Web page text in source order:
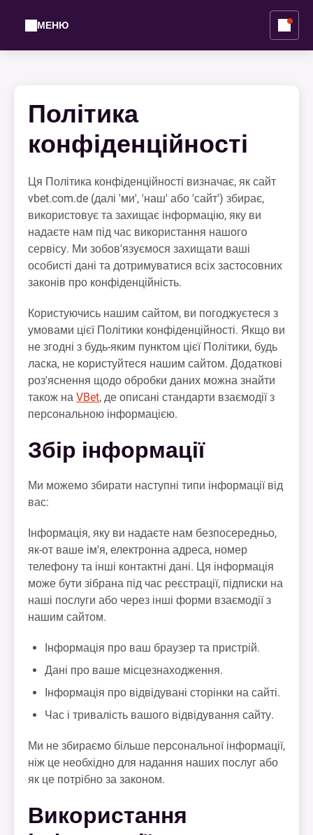
МЕНЮ
Політика
конфіденційності
Ця Політика конфіденційності визначає, як сайт
vbet.com.de (далі 'ми', 'наш' або 'сайт') збирає,
використовує та захищає інформацію, яку ви
надаєте нам під час використання нашого
сервісу. Ми зобов'язуємося захищати ваші
особисті дані та дотримуватися всіх застосовних
законів про конфіденційність.
Користуючись нашим сайтом, ви погоджуєтеся з
умовами цієї Політики конфіденційності. Якщо ви
не згодні з будь-яким пунктом цієї Політики, будь
ласка, не користуйтеся нашим сайтом. Додаткові
роз'яснення щодо обробки даних можна знайти
також на VBet, де описані стандарти взаємодії з
персональною інформацією.
Збір інформації
Ми можемо збирати наступні типи інформації від
вас:
Інформація, яку ви надаєте нам безпосередньо,
як-от ваше ім'я, електронна адреса, номер
телефону та інші контактні дані. Ця інформація
може бути зібрана під час реєстрації, підписки на
наші послуги або через інші форми взаємодії з
нашим сайтом.
Інформація про ваш браузер та пристрій.
Дані про ваше місцезнаходження.
Інформація про відвідувані сторінки на сайті.
Час і тривалість вашого відвідування сайту.
Ми не збираємо більше персональної інформації,
ніж це необхідно для надання наших послуг або
як це потрібно за законом.
Використання